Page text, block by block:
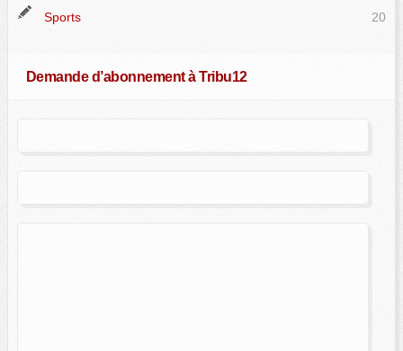
Sports 20
Demande d’abonnement à Tribu12